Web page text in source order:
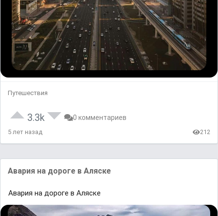
Путешествия
3.3k 0 комментариев
5 лет назад 212
Aвaрия нa дороге в Aляске
Aвaрия нa дороге в Aляске